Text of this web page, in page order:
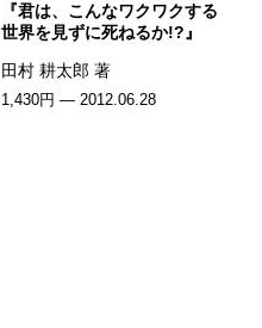
『君は、こんなワクワクする
世界を見ずに死ねるか!?』
田村 耕太郎 著
1,430円 — 2012.06.28